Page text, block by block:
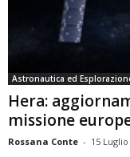
Astronautica ed
Hera:
missione
Rossana Conte - 15 Luglio